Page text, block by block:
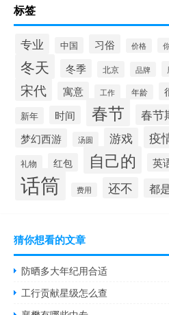
标签
专业 中国 习俗 价格
冬天 冬季 北京 品牌
宋代 寓意 工作 年龄
新年 时间 春节 春节
梦幻西游 汤圆 游戏 疫
礼物 红包 自己的 英
话筒 费用 还不 都
猜你想看的文章
防晒多大年纪用合适
工行贡献星级怎么查